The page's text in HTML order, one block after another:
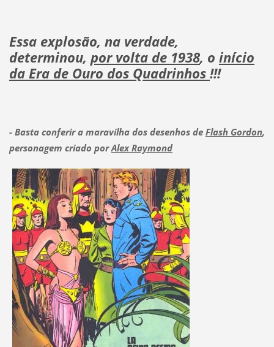
Essa explosão, na verdade,
determinou, por volta de 1938, o início
da Era de Ouro dos Quadrinhos!!!
- Basta conferir a maravilha dos desenhos de Flash Gordon,
personagem criado porAlex Raymond